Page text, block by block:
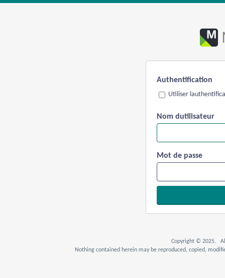
Authentification
Utiliser
Nom dutilisateur
Mot de passe
Copyright © 2025. All
Nothing contained herein may be reproduced, copied,